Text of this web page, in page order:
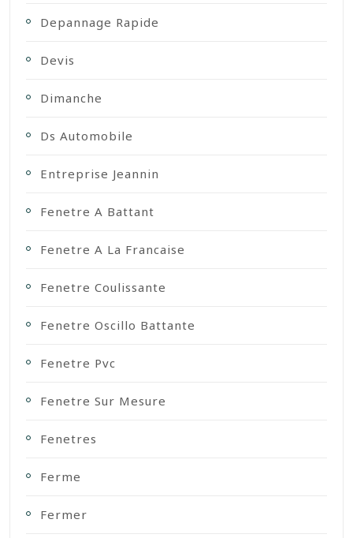
Depannage Rapide
Devis
Dimanche
Ds Automobile
Entreprise Jeannin
Fenetre A Battant
Fenetre A La Francaise
Fenetre Coulissante
Fenetre Oscillo Battante
Fenetre Pvc
Fenetre Sur Mesure
Fenetres
Ferme
Fermer